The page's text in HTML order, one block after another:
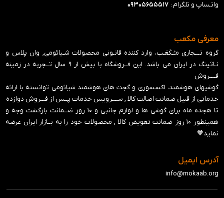
واتـساپ و تلگرام : ۰۹۳۰۵۶۵۵۵۱۷
معرفی مکعب
گروه تـــجاری مـُـکَعَـب، وارد کننده قانـونی محصولات شـیائومی, وان پلاس و
نـاثینگ در ایران می باشد. این فــروشگاه با بیش از ۹ سال تــجربه در زمینه
فــــروش
گوشیهای هوشمند، اکسسوری و گجت های هوشمند شیائومی توانسته با ارائه
خدماتی از قبیل ضمانت اصالت کالا , ســــرویس خدمات پــس از فـــروش دوازده
تا هجده ماه برای گوشی ها و لوازم جانبی و ‍۱۰ روز ضــمانت بازگشت وجه و
همینطور ۱۰ روز ضمانت تعویض کالا , محصولات خود را به بــازار ایران عرضه
نماید🧡
آدرس ایمیل
info@mokaab.org